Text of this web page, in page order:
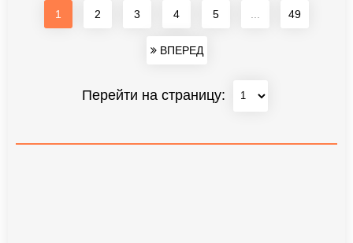
1 2 3 4 5 49
ВПЕРЕД
Перейти на страницу: